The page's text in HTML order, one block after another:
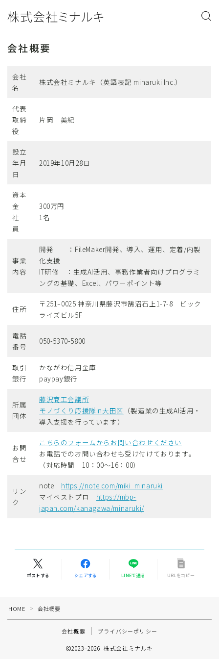
株式会社ミナルキ
会社概要
会社
名
株式会社ミナルキ（英語表記 minaruki Inc.）
代表
取締
役
片岡 美紀
設立
年月
日
2019年10月28日
資本
金
社
員
300万円
1名
事業
内容
開発 ：FileMaker開発、導入、運用、定着/内製
化支援
IT研修 ：生成AI活用、事務作業者向けプログラミ
ングの基礎、Excel、パワーポイント等
住所
〒251ｰ0025 神奈川県藤沢市鵠沼石上1-7-8 ビック
ライズビル5F
電話
番号
050-5370-5800
取引
銀行
かながわ信用金庫
paypay銀行
所属
団体
藤沢商工会議所
モノづくり応援隊in大田区 （製造業の生成AI活用・
導入支援を行っています）
お問
合せ
こちらのフォームからお問い合わせください
お電話でのお問い合わせも受け付けております。
（対応時間 10：00～16：00）
リン
ク
note https://note.com/miki_minaruki
マイベストプロ https://mbp-
japan.com/kanagawa/minaruki/
ポストする シェアする LINEで送る URLをコピー
HOME ＞ 会社概要
会社概要 プライバシーポリシー
2023–2026 株式会社ミナルキ